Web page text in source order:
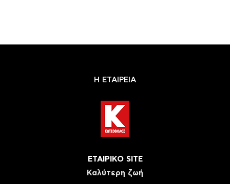
Η ΕΤΑΙΡΕΙΑ
ΕΤΑΙΡΙΚΟ SITE
Καλύτερη ζωή